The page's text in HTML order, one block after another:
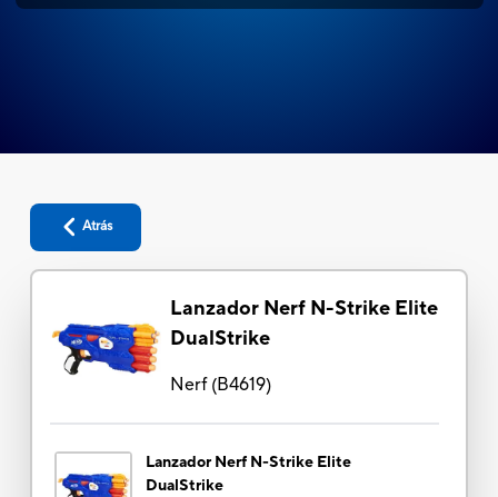
Atrás
Lanzador Nerf N-Strike Elite
DualStrike
Nerf(B4619)
Lanzador Nerf N-Strike Elite
DualStrike